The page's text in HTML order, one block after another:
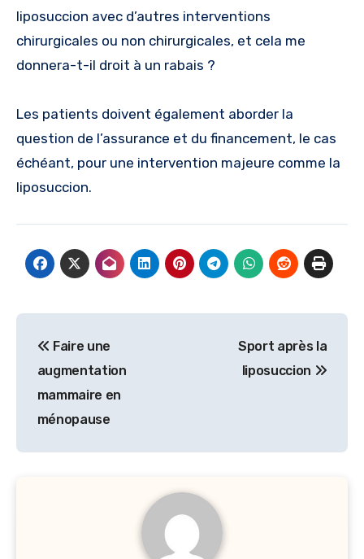
liposuccion avec d’autres interventions
chirurgicales ou non chirurgicales, et cela me
donnera-t-il droit à un rabais ?
Les patients doivent également aborder la
question de l’assurance et du financement, le cas
échéant, pour une intervention majeure comme la
liposuccion.
de
l’article
Faire une
augmentation
mammaire en
ménopause
Sport après la
liposuccion